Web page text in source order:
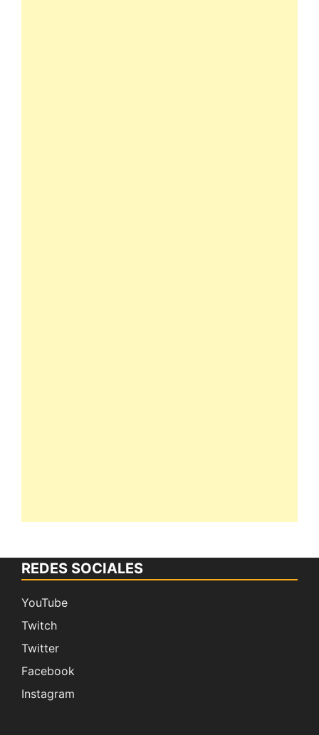
REDES SOCIALES
YouTube
Twitch
Twitter
Facebook
Instagram